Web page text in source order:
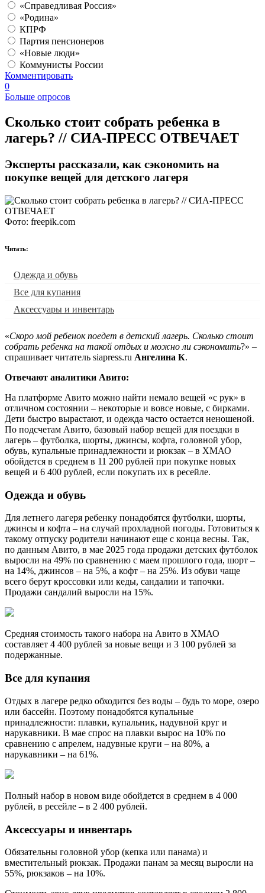
«Справедливая Россия»
«Родина»
КПРФ
Партия пенсионеров
«Новые люди»
Коммунисты России
Комментировать
0
Больше опросов
​Сколько стоит собрать ребенка в
лагерь? // СИА-ПРЕСС ОТВЕЧАЕТ
Эксперты рассказали, как сэкономить на
покупке вещей для детского лагеря
Фото: freepik.com
Читать:
Одежда и обувь
Все для купания
Аксессуары и инвентарь
«Скоро мой ребенок поедет в детский лагерь. Сколько стоит
собрать ребенка на такой отдых и можно ли сэкономить?» –
спрашивает читатель siapress.ru Ангелина К.
Отвечают аналитики Авито:
На платформе Авито можно найти немало вещей «с рук» в
отличном состоянии – некоторые и вовсе новые, с бирками.
Дети быстро вырастают, и одежда часто остается неношеной.
По подсчетам Авито, базовый набор вещей для поездки в
лагерь – футболка, шорты, джинсы, кофта, головной убор,
обувь, купальные принадлежности и рюкзак – в ХМАО
обойдется в среднем в 11 200 рублей при покупке новых
вещей и 6 400 рублей, если покупать их в ресейле.
Одежда и обувь
Для летнего лагеря ребенку понадобятся футболки, шорты,
джинсы и кофта – на случай прохладной погоды. Готовиться к
такому отпуску родители начинают еще с конца весны. Так,
по данным Авито, в мае 2025 года продажи детских футболок
выросли на 49% по сравнению с маем прошлого года, шорт –
на 14%, джинсов – на 5%, а кофт – на 25%. Из обуви чаще
всего берут кроссовки или кеды, сандалии и тапочки.
Продажи сандалий выросли на 15%.
Средняя стоимость такого набора на Авито в ХМАО
составляет 4 400 рублей за новые вещи и 3 100 рублей за
подержанные.
Все для купания
Отдых в лагере редко обходится без воды – будь то море, озеро
или бассейн. Поэтому понадобятся купальные
принадлежности: плавки, купальник, надувной круг и
нарукавники. В мае спрос на плавки вырос на 10% по
сравнению с апрелем, надувные круги – на 80%, а
нарукавники – на 61%.
Полный набор в новом виде обойдется в среднем в 4 000
рублей, в ресейле – в 2 400 рублей.
Аксессуары и инвентарь
Обязательны головной убор (кепка или панама) и
вместительный рюкзак. Продажи панам за месяц выросли на
55%, рюкзаков – на 10%.